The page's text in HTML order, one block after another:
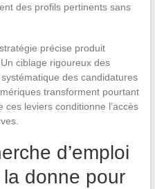
des profils pertinents sans
précise produit
ciblage rigoureux des
des candidatures
transforment pourtant
leviers conditionne l’accès
d’emploi
donne pour